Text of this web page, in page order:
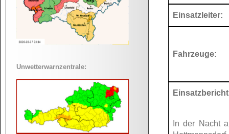
Unwetterwarnzentrale:
Einsatzleiter:
Fahrzeuge:
In der Nacht